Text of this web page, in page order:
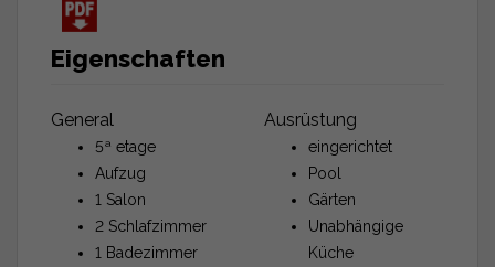
Eigenschaften
General
5ª etage
Aufzug
1 Salon
2 Schlafzimmer
1 Badezimmer
Ausrüstung
eingerichtet
Pool
Gärten
Unabhängige
Küche